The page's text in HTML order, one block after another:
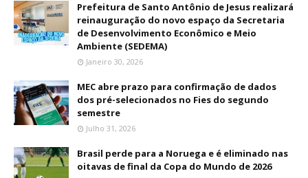
Prefeitura de Santo Antônio de Jesus realizará
reinauguração do novo espaço da Secretaria
de Desenvolvimento Econômico e Meio
Ambiente (SEDEMA)
Janeiro 30, 2026
MEC abre prazo para confirmação de dados
dos pré-selecionados no Fies do segundo
semestre
Julho 31, 2026
Brasil perde para a Noruega e é eliminado nas
oitavas de final da Copa do Mundo de 2026